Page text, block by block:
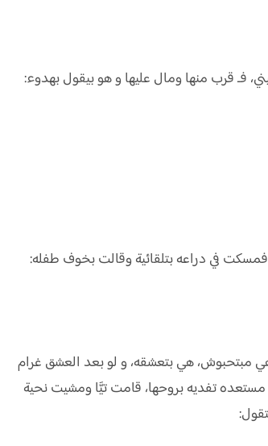
فـ قرب منها ومال عليها و هو بيقول بهدوء:
في دراعه بتلقائية وقالت بخوف طفله:
مبتحبوش، هي بتعشقه، و لو بعد العشق غرام
مستعده تفديه بروحها، قامت تيَّا ومشيت نحية